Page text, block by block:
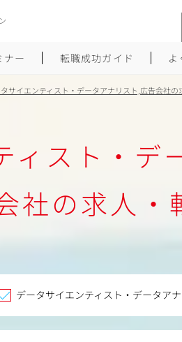
ナー 転職成功ガイド
くり方
への転職
大手広告会社への転職
しゅふクリ･ママクリ
Uターン･Iターン転職
よ
サイエンティスト・データアナリスト,広告会社の
ィスト・デ
社の求人・
データサイエンティスト・データア